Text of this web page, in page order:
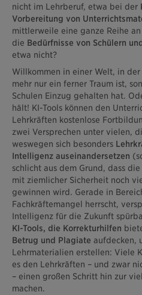
nicht im Lehrberuf, etwa bei der
Vorbereitung von
mittlerweile eine ganze Reihe
die Bedürfnisse von Schülern
etwa nicht?
Willkommen in einer Welt, in
mehr nur ein ferner Traum ist,
Schulen Einzug gehalten hat.
hält! KI-Tools können den
Lehrkräften kostenlose
zwei Versprechen unter vielen,
weswegen sich besonders
Intelligenz auseinandersetzen
schlicht aus dem Grund, dass
mit ziemlicher Sicherheit noch
gewinnen wird. Gerade in
Fachkräftemangel herrscht,
Intelligenz für die Zukunft
KI-Tools, die Korrekturhilfen
Betrug und Plagiate aufdecken,
Lehrmaterialien erstellen: Viele
es den Lehrkräften – und zwar
– einen großen Schritt hin zur
machen.